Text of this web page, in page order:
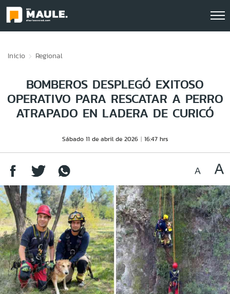
Inicio Regional
BOMBEROS DESPLEGÓ EXITOSO
OPERATIVO PARA RESCATAR A PERRO
ATRAPADO EN LADERA DE CURICÓ
Sábado 11 de abril de 2026 16:47 hrs